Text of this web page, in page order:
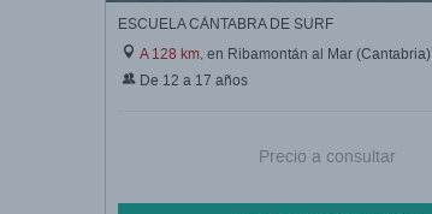
ESCUELA CÁNTABRA DE SURF
A 128 km,en Ribamontán al Mar (Cantabria)
De 12 a 17 años
Precio a consultar